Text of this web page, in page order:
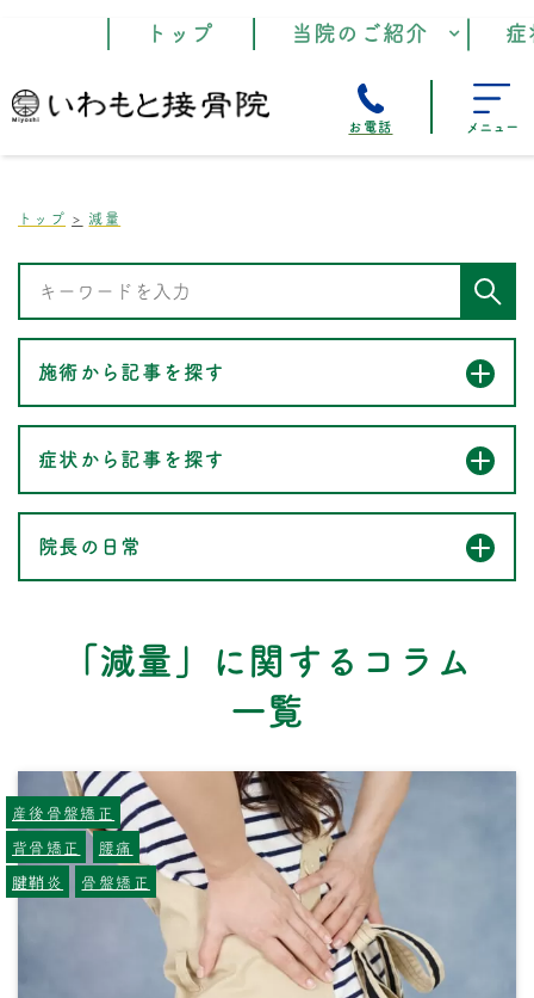
トップ 当院のご紹介
お電話 メニュー
トップ 減量
施術から記事を探す
症状から記事を探す
院長の日常
「減量」に関するコラム
一覧
産後骨盤矯正
背骨矯正
腰痛
腱鞘炎
骨盤矯正